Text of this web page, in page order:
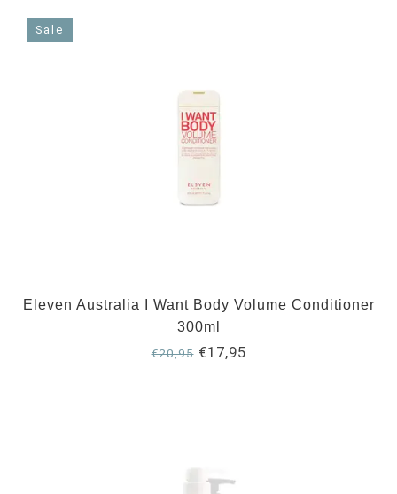
Sale
Eleven Australia I Want Body Volume Conditioner
300ml
€20,95€17,95